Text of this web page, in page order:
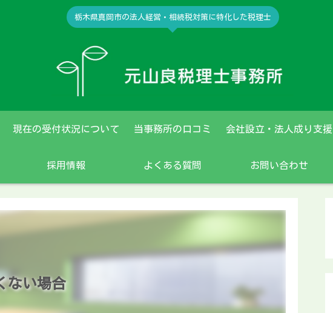
栃木県真岡市の法人経営・相続税対策に特化した税理士
現在の受付状況について 当事務所の口コミ 会社設立・法人成り支援
採用情報 よくある質問 お問い合わせ
ない場合